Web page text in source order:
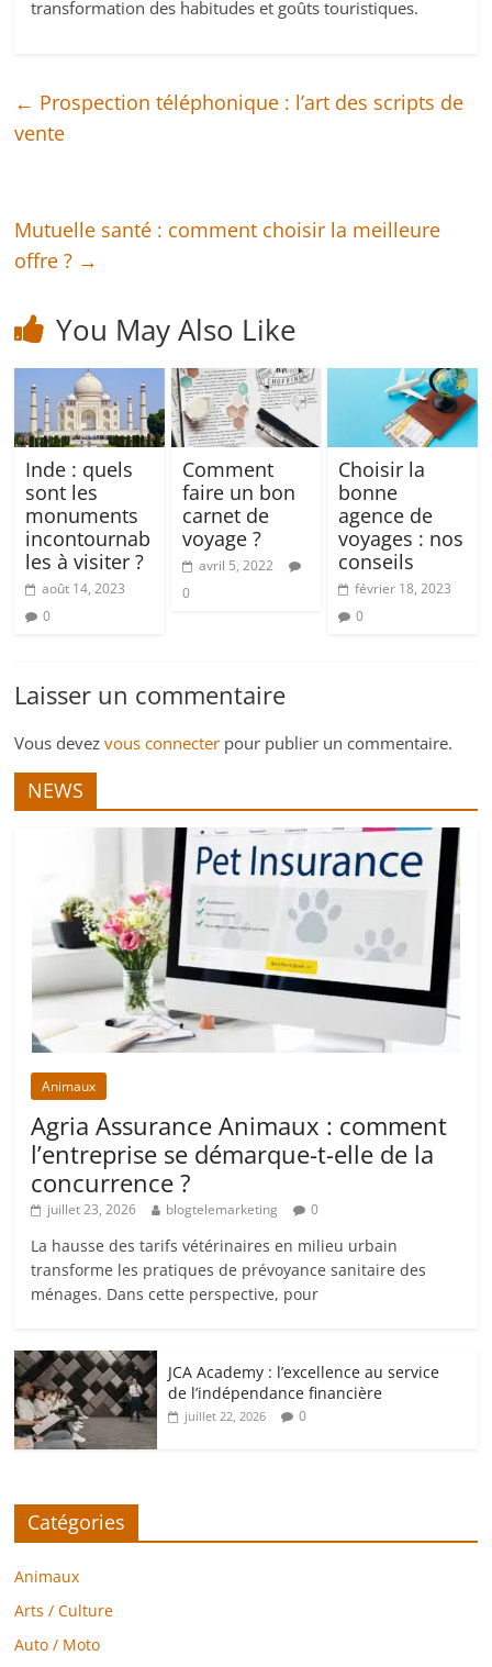
transformation des habitudes et goûts touristiques.
← Prospection téléphonique : l’art des scripts de
vente
Mutuelle santé : comment choisir la meilleure
offre ? →
You May Also Like
Inde : quels
sont les
monuments
incontournab
les à visiter ?
août 14, 2023
0
Comment
faire un bon
carnet de
voyage ?
avril 5, 2022
0
Choisir la
bonne
agence de
voyages : nos
conseils
février 18, 2023
0
Laisser un commentaire
Vous devezvous connecter pour publier un commentaire.
NEWS
Animaux
Agria Assurance Animaux : comment
l’entreprise se démarque-t-elle de la
concurrence ?
juillet 23, 2026 blogtelemarketing 0
La hausse des tarifs vétérinaires en milieu urbain
transforme les pratiques de prévoyance sanitaire des
ménages. Dans cette perspective, pour
JCA Academy : l’excellence au service
de l’indépendance financière
juillet 22, 2026 0
Catégories
Animaux
Arts / Culture
Auto / Moto